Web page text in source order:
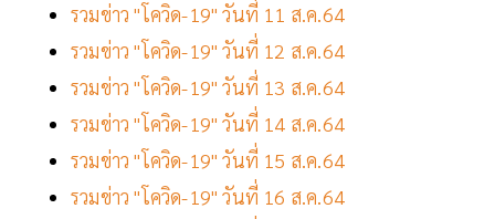
รวมข่าว "โควิด-19" วันที่ 11 ส.ค.64
รวมข่าว "โควิด-19" วันที่ 12 ส.ค.64
รวมข่าว "โควิด-19" วันที่ 13 ส.ค.64
รวมข่าว "โควิด-19" วันที่ 14 ส.ค.64
รวมข่าว "โควิด-19" วันที่ 15 ส.ค.64
รวมข่าว "โควิด-19" วันที่ 16 ส.ค.64